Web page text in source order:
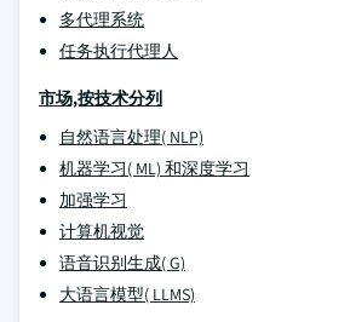
多代理系统
任务执行代理人
市场,按技术分列
自然语言处理( NLP)
机器学习( ML) 和深度学习
加强学习
计算机视觉
语音识别生成( G)
大语言模型( LLMS)